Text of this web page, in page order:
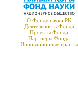
О Фонде науки РК
Деятельность Фонда
Проекты Фонда
Партнеры Фонда
Инновационные гранты